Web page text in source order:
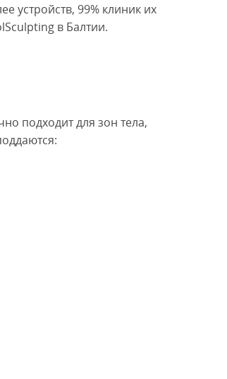
устройств, 99% клиник их
в Балтии.
подходит для зон тела,